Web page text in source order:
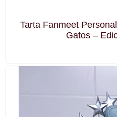
Tarta Fanmeet
Gatos –